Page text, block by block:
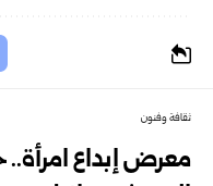
ثقافة وفنون
معرض إبداع امرأة..